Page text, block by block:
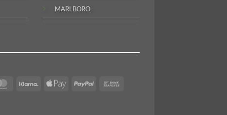
MARLBORO
MasterCardKlarna
Apple
PayPal